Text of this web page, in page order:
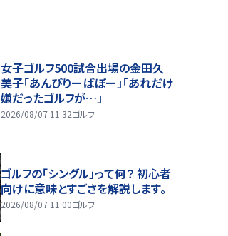
女子ゴルフ500試合出場の金田久
美子「あんびりーばぼー」「あれだけ
嫌だったゴルフが…」
2026/08/07 11:32ゴルフ
ゴルフの「シングル」って何？ 初心者
向けに意味とすごさを解説します。
2026/08/07 11:00ゴルフ